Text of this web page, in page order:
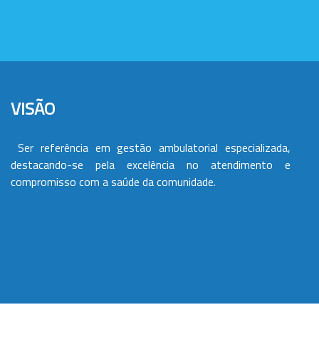
VISÃO
Ser referência em gestão ambulatorial especializada,
destacando-se pela excelência no atendimento e
compromisso com a saúde da comunidade.